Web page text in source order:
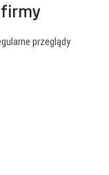
firmy
przeglądy